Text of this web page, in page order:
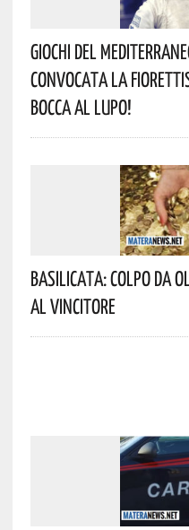
Giochi Del
Convocata La
Bocca Al Lupo!
Basilicata: Colpo Da
Al Vincitore